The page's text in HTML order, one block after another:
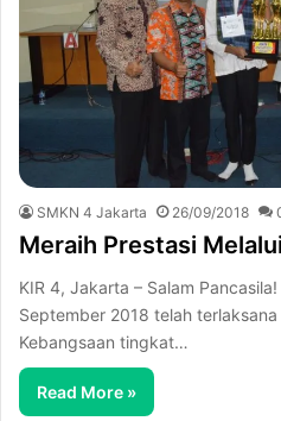
SMKN 4 Jakarta 26/09/2018
Meraih Prestasi
KIR 4, Jakarta – Salam
September 2018 telah
Kebangsaan tingkat…
Read More »